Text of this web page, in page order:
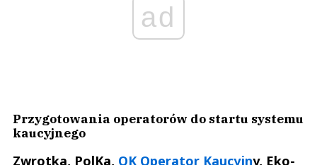
ad
Przygotowania operatorów do startu systemu
kaucyjnego
Zwrotka, PolKa, OK Operator Kaucyjny, Eko-